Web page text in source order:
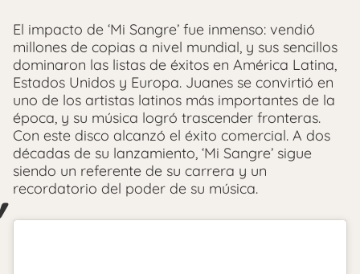
El impacto de ‘Mi Sangre’ fue inmenso: vendió
millones de copias a nivel mundial, y sus sencillos
dominaron las listas de éxitos en América Latina,
Estados Unidos y Europa. Juanes se convirtió en
uno de los artistas latinos más importantes de la
época, y su música logró trascender fronteras.
Con este disco alcanzó el éxito comercial. A dos
décadas de su lanzamiento, ‘Mi Sangre’ sigue
siendo un referente de su carrera y un
recordatorio del poder de su música.